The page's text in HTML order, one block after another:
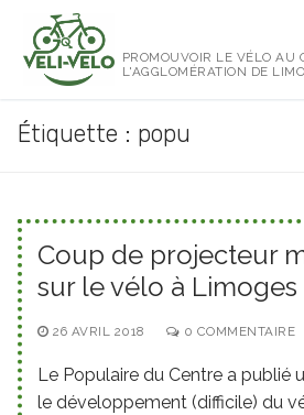
contenu
PROMOUVOIR LE VÉLO AU
L'AGGLOMÉRATION DE
Étiquette : popu
Coup de projecteur
sur le vélo à Limoges
26 AVRIL 2018 0 COMMENTAIRE
Le Populaire du Centre a publié
le développement (difficile) du